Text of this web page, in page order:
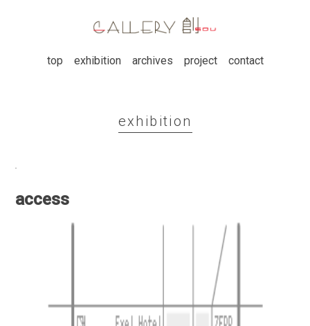
top exhibition archives project contact
exhibition
access